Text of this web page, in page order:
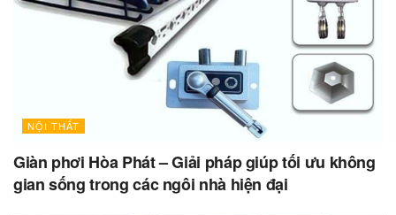
NỘI THẤT
Giàn phơi Hòa Phát – Giải pháp giúp tối ưu không
gian sống trong các ngôi nhà hiện đại